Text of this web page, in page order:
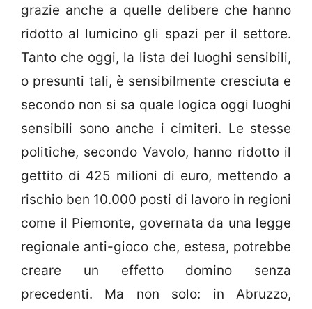
grazie anche a quelle delibere che hanno
ridotto al lumicino gli spazi per il settore.
Tanto che oggi, la lista dei luoghi sensibili,
o presunti tali, è sensibilmente cresciuta e
secondo non si sa quale logica oggi luoghi
sensibili sono anche i cimiteri. Le stesse
politiche, secondo Vavolo, hanno ridotto il
gettito di 425 milioni di euro, mettendo a
rischio ben 10.000 posti di lavoro in regioni
come il Piemonte, governata da una legge
regionale anti-gioco che, estesa, potrebbe
creare un effetto domino senza
precedenti. Ma non solo: in Abruzzo,